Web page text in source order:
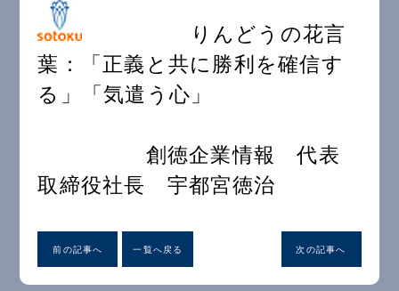
りんどうの花言
葉：「正義と共に勝利を確信す
る」「気遣う心」
創徳企業情報 代表
取締役社長 宇都宮徳治
前の記事へ 一覧へ戻る 次の記事へ